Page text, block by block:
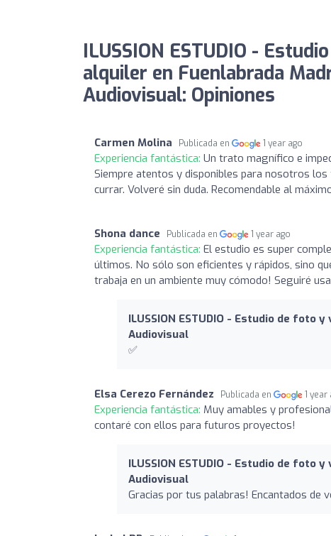
ILUSSION ESTUDIO -
alquiler en Fuenlabrada
Audiovisual: Opiniones
Carmen Molina Publicada en 1 year ago
Experiencia fantástica: Un trato magnífico e
Siempre atentos y disponibles para nosotros
currar. Volveré sin duda. Recomendable al
Shona dance Publicada en 1 year ago
Experiencia fantástica: El estudio es super
últimos. No sólo son eficientes y rápidos, sino
trabaja en un ambiente muy cómodo! Seguiré
ILUSSION ESTUDIO - Estudio de foto
Audiovisual
✅
Elsa Cerezo Fernández Publicada en 1 year
Experiencia fantástica: Muy amables y
contaré con ellos para futuros proyectos!
ILUSSION ESTUDIO - Estudio de foto
Audiovisual
Gracias por tus palabras! Encantados de